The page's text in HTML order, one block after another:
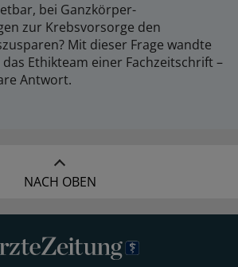
bei Ganzkörper-
zur Krebsvorsorge den
Mit dieser Frage wandte
Ethikteam einer Fachzeitschrift –
Antwort.
NACH OBEN